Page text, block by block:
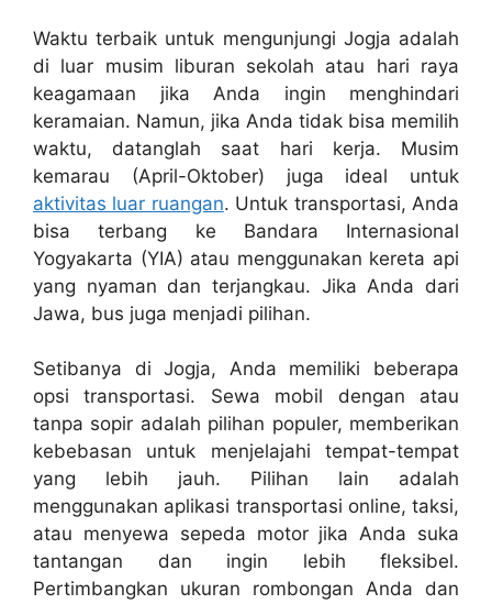
Waktu terbaik untuk mengunjungi Jogja adalah
di luar musim liburan sekolah atau hari raya
keagamaan jika Anda ingin menghindari
keramaian. Namun, jika Anda tidak bisa memilih
waktu, datanglah saat hari kerja. Musim
kemarau (April-Oktober) juga ideal untuk
aktivitas luar ruangan. Untuk transportasi, Anda
bisa terbang ke Bandara Internasional
Yogyakarta (YIA) atau menggunakan kereta api
yang nyaman dan terjangkau. Jika Anda dari
Jawa, bus juga menjadi pilihan.
Setibanya di Jogja, Anda memiliki beberapa
opsi transportasi. Sewa mobil dengan atau
tanpa sopir adalah pilihan populer, memberikan
kebebasan untuk menjelajahi tempat-tempat
yang lebih jauh. Pilihan lain adalah
menggunakan aplikasi transportasi online, taksi,
atau menyewa sepeda motor jika Anda suka
tantangan dan ingin lebih fleksibel.
Pertimbangkan ukuran rombongan Anda dan